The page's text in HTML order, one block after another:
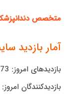
متخصص
آمار بازدید
بازدیدهای امروز:
بازدیدکنندگان امروز: